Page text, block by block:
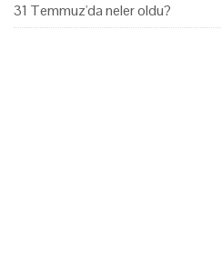
31 Temmuz'da neler oldu?